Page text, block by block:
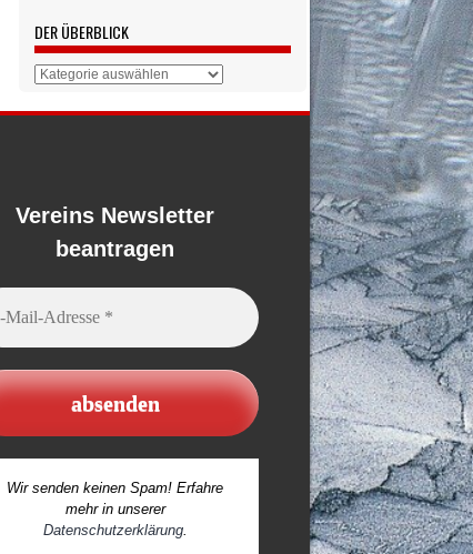
DER ÜBERBLICK
Der
Vereins Newsletter
beantragen
Wir senden keinen Spam! Erfahre
mehr in unserer
Datenschutzerklärung.